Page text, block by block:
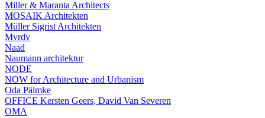
Miller & Maranta Architects
MOSAIK Architekten
Müller Sigrist Architekten
Mvrdv
Naad
Naumann architektur
NODE
NOW for Architecture and Urbanism
Oda Pälmke
OFFICE Kersten Geers, David Van Severen
OMA